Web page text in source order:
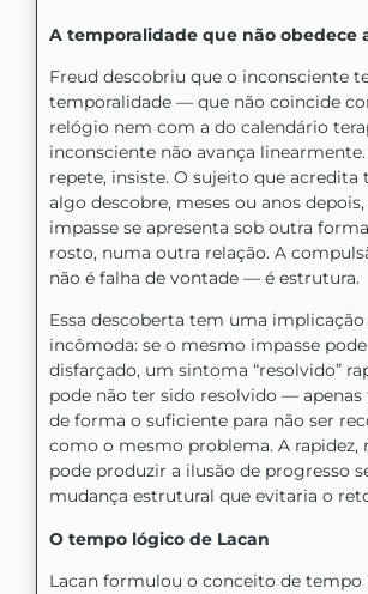
A temporalidade que não obedece
Freud descobriu que o inconsciente
temporalidade — que não coincide
relógio nem com a do calendário
inconsciente não avança
repete, insiste. O sujeito que acredita
algo descobre, meses ou anos
impasse se apresenta sob outra
rosto, numa outra relação. A
não é falha de vontade — é estrutura.
Essa descoberta tem uma
incômoda: se o mesmo impasse
disfarçado, um sintoma “resolvido”
pode não ter sido resolvido —
de forma o suficiente para não ser
como o mesmo problema. A rapidez,
pode produzir a ilusão de progresso
mudança estrutural que evitaria o
O tempo lógico de Lacan
Lacan formulou o conceito de tempo